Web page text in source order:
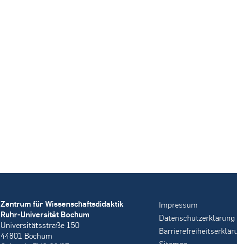
Zentrum für Wissenschaftsdidaktik
Ruhr-Universität Bochum
Universitätsstraße 150
44801 Bochum
Impressum
Datenschutzerklärung